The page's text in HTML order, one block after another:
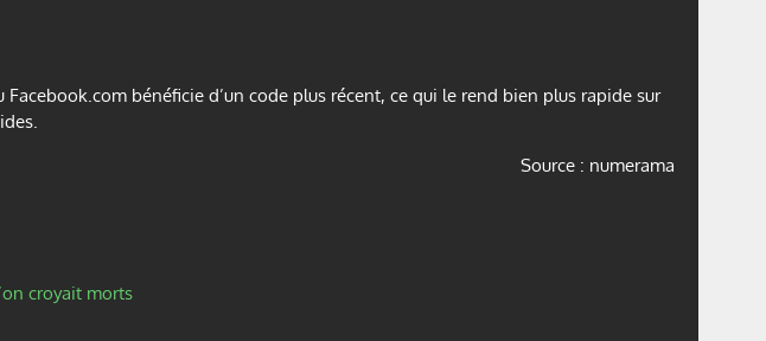
bénéficie d’un code plus récent, ce qui le rend bien plus rapide sur
Source : numerama
croyait morts